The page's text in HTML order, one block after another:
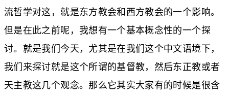
流哲学对这，就是东方教会和西方教会的一个影响。
但是在此之前呢，我想有一个基本概念性的一个探
讨。就是我们今天，尤其是在我们这个中文语境下，
我们来探讨就是这个所谓的基督教，然后东正教或者
天主教这几个观念。那么它其实大家有的时候是很含